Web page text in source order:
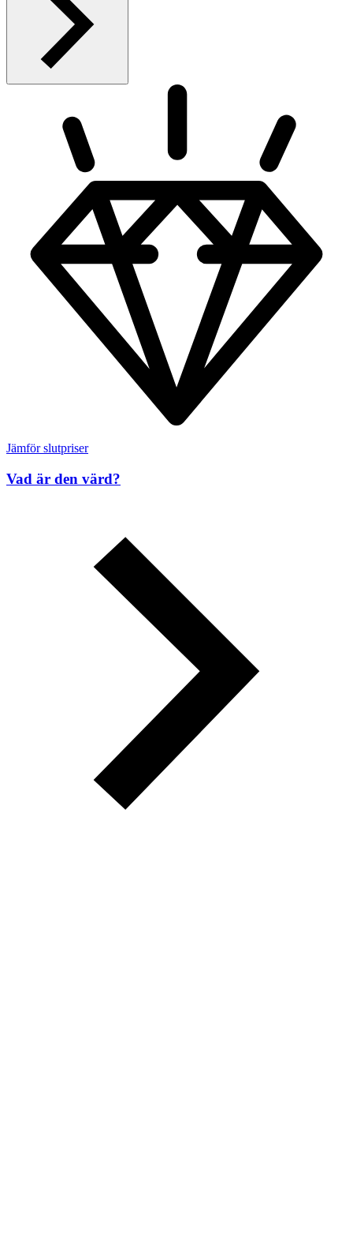
Jämför slutpriser
Vad är den värd?